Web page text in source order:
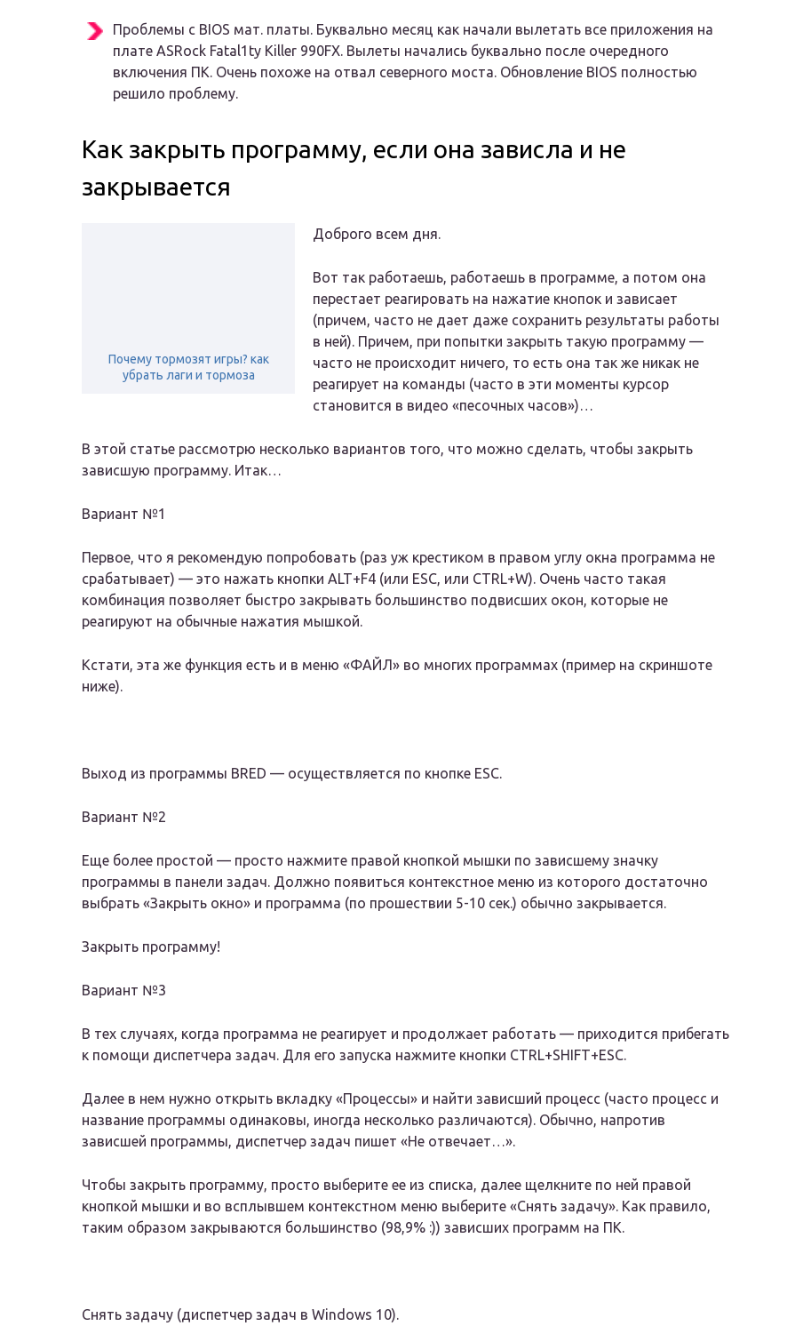
Проблемы с BIOS мат. платы. Буквально месяц как начали вылетать все приложения на
плате ASRock Fatal1ty Killer 990FX. Вылеты начались буквально после очередного
включения ПК. Очень похоже на отвал северного моста. Обновление BIOS полностью
решило проблему.
Как закрыть программу, если она зависла и не
закрывается
Почему тормозят игры? как
убрать лаги и тормоза
Доброго всем дня.
Вот так работаешь, работаешь в программе, а потом она
перестает реагировать на нажатие кнопок и зависает
(причем, часто не дает даже сохранить результаты работы
в ней). Причем, при попытки закрыть такую программу —
часто не происходит ничего, то есть она так же никак не
реагирует на команды (часто в эти моменты курсор
становится в видео «песочных часов»)…
В этой статье рассмотрю несколько вариантов того, что можно сделать, чтобы закрыть
зависшую программу. Итак…
Вариант №1
Первое, что я рекомендую попробовать (раз уж крестиком в правом углу окна программа не
срабатывает) — это нажать кнопки ALT+F4 (или ESC, или CTRL+W). Очень часто такая
комбинация позволяет быстро закрывать большинство подвисших окон, которые не
реагируют на обычные нажатия мышкой.
Кстати, эта же функция есть и в меню «ФАЙЛ» во многих программах (пример на скриншоте
ниже).
Выход из программы BRED — осуществляется по кнопке ESC.
Вариант №2
Еще более простой — просто нажмите правой кнопкой мышки по зависшему значку
программы в панели задач. Должно появиться контекстное меню из которого достаточно
выбрать «Закрыть окно» и программа (по прошествии 5-10 сек.) обычно закрывается.
Закрыть программу!
Вариант №3
В тех случаях, когда программа не реагирует и продолжает работать — приходится прибегать
к помощи диспетчера задач. Для его запуска нажмите кнопки CTRL+SHIFT+ESC.
Далее в нем нужно открыть вкладку «Процессы» и найти зависший процесс (часто процесс и
название программы одинаковы, иногда несколько различаются). Обычно, напротив
зависшей программы, диспетчер задач пишет «Не отвечает…».
Чтобы закрыть программу, просто выберите ее из списка, далее щелкните по ней правой
кнопкой мышки и во всплывшем контекстном меню выберите «Снять задачу». Как правило,
таким образом закрываются большинство (98,9% :)) зависших программ на ПК.
Снять задачу (диспетчер задач в Windows 10).